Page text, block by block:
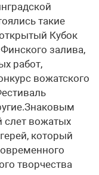
такие
Кубок
залива,
работ,
вожатского
слет вожатых
который
творчества